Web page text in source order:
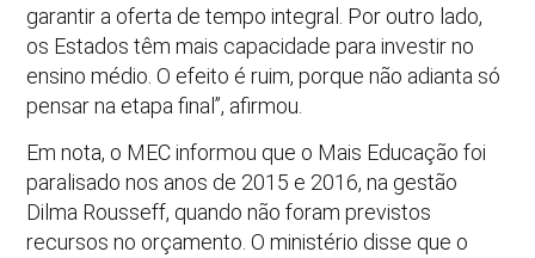
garantir a oferta de tempo integral. Por outro lado,
os Estados têm mais capacidade para investir no
ensino médio. O efeito é ruim, porque não adianta só
pensar na etapa final”, afirmou.
Em nota, o MEC informou que o Mais Educação foi
paralisado nos anos de 2015 e 2016, na gestão
Dilma Rousseff, quando não foram previstos
recursos no orçamento. O ministério disse que o